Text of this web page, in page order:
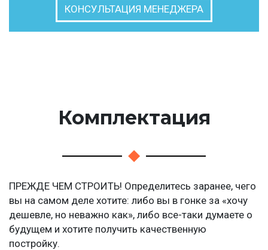
КОНСУЛЬТАЦИЯ МЕНЕДЖЕРА
Комплектация
ПРЕЖДЕ ЧЕМ СТРОИТЬ! Определитесь заранее, чего
вы на самом деле хотите: либо вы в гонке за «хочу
дешевле, но неважно как», либо все-таки думаете о
будущем и хотите получить качественную
постройку.